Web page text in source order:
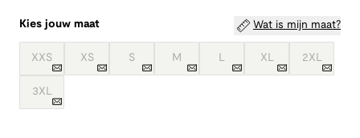
Kies jouw maat Wat is mijn maat?
XXS XS S M L XL 2XL
3XL